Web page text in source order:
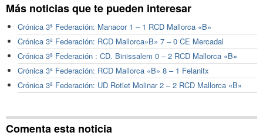
Más noticias que te pueden interesar
Crónica 3ª Federación: Manacor 1 – 1 RCD Mallorca «B»
Crónica 3ª Federación: RCD Mallorca»B» 7 – 0 CE Mercadal
Crónica 3ª Federación : CD. Binissalem 0 – 2 RCD Mallorca «B»
Crónica 3ª Federación: RCD Mallorca «B» 8 – 1 Felanitx
Crónica 3ª Federación: UD Rotlet Molinar 2 – 2 RCD Mallorca «B»
Comenta esta noticia